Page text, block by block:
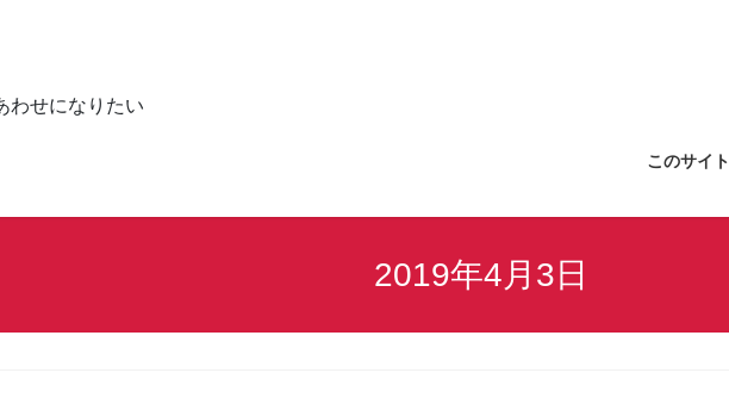
わせになりたい
このサイト
2019年4月3日